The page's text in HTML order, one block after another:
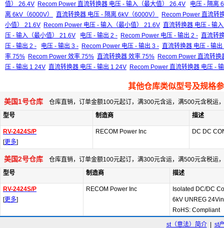
值） 26.4V Recom Power 直流转换器 电压 - 输入（最大值） 26.4V
电压 - 隔离
离 6kV（6000V）
直流转换器 电压 - 隔离 6kV（6000V）
Recom Power 直流转
小值） 21.6V Recom Power 电压 - 输入（最小值） 21.6V 直流转换器 电压 - 输
压 - 输入（最小值） 21.6V
电压 - 输出 2 - Recom Power 电压 - 输出 2 - 直流转
压 - 输出 2 -
电压 - 输出 3 - Recom Power 电压 - 输出 3 - 直流转换器 电压 - 输出
率 75% Recom Power 效率 75% 直流转换器 效率 75% Recom Power 直流转换
压 - 输出 1 24V 直流转换器 电压 - 输出 1 24V Recom Power 直流转换器 电压 -
其他仓库类似型号及规格
美国1号仓库 仓库直销，订单金额100元起订，满300元含运，满500元含税运
型号
制造商 描述
RV-2424S/P
[更多]
RECOM Power Inc DC DC
美国2号仓库 仓库直销，订单金额100元起订，满300元含运，满500元含税运
型号
制造商 描述
RV-2424S/P
[更多]
RECOM Power Inc
Isolated DC/DC
6kV UNREG
RoHS: Compliant
st（意法）简介| st